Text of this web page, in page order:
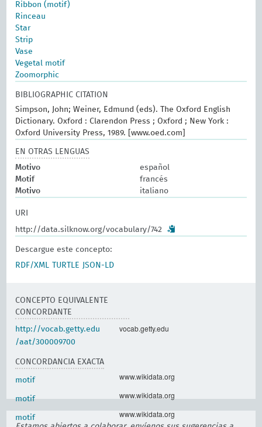
Ribbon (motif)
Rinceau
Star
Strip
Vase
Vegetal motif
Zoomorphic
BIBLIOGRAPHIC CITATION
Simpson, John; Weiner, Edmund (eds). The Oxford English
Dictionary. Oxford : Clarendon Press ; Oxford ; New York :
Oxford University Press, 1989. [www.oed.com]
EN OTRAS LENGUAS
Motivo
español
Motif
francés
Motivo
italiano
URI
http://data.silknow.org/vocabulary/742
Descargue este concepto:
RDF/XML
TURTLE JSON-LD
CONCEPTO EQUIVALENTE
CONCORDANTE
http://vocab.getty.edu
/aat/300009700
vocab.getty.edu
CONCORDANCIA EXACTA
motif www.wikidata.org
motif www.wikidata.org
motif www.wikidata.org